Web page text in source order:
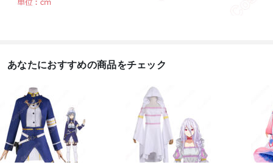
あなたにおすすめの商品をチェック